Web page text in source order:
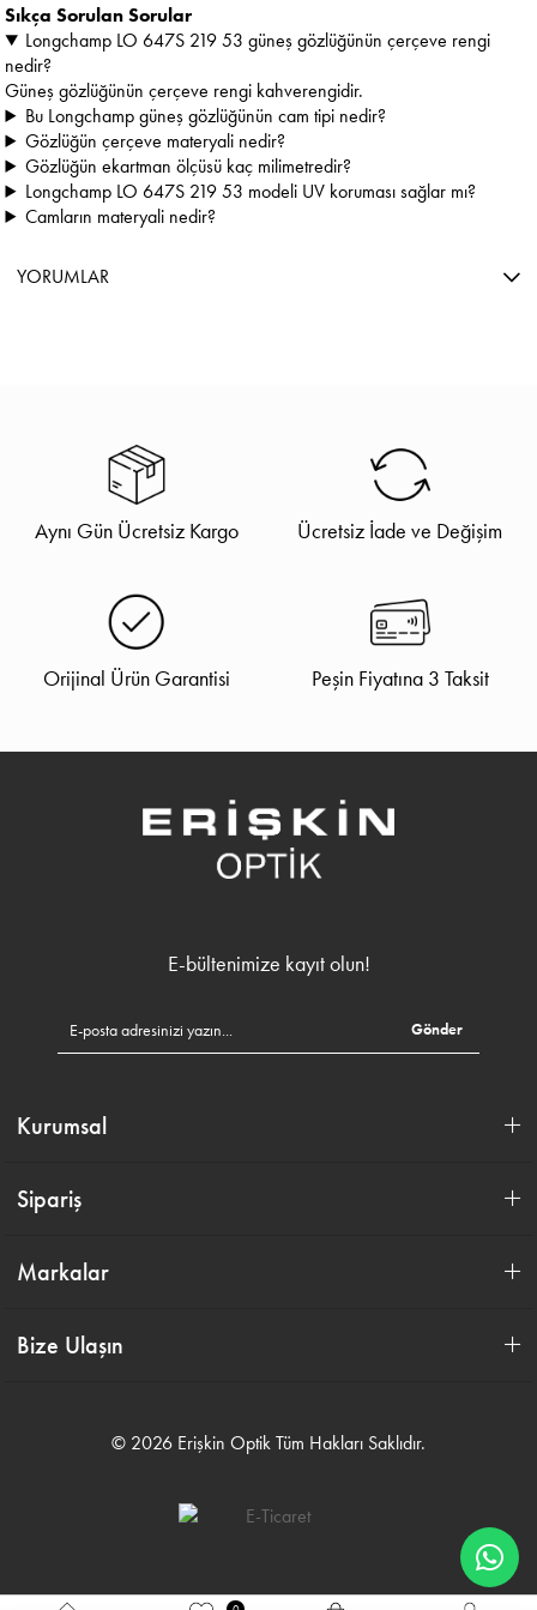
Sıkça Sorulan Sorular
Longchamp LO 647S 219 53 güneş gözlüğünün çerçeve rengi
nedir?
Güneş gözlüğünün çerçeve rengi kahverengidir.
Bu Longchamp güneş gözlüğünün cam tipi nedir?
Gözlüğün çerçeve materyali nedir?
Gözlüğün ekartman ölçüsü kaç milimetredir?
Longchamp LO 647S 219 53 modeli UV koruması sağlar mı?
Camların materyali nedir?
YORUMLAR
Aynı Gün Ücretsiz Kargo Ücretsiz İade ve Değişim
Orijinal Ürün Garantisi Peşin Fiyatına 3 Taksit
E-bültenimize kayıt olun!
Gönder
Kurumsal
Sipariş
Markalar
Bize Ulaşın
© 2026 Erişkin Optik Tüm Hakları Saklıdır.